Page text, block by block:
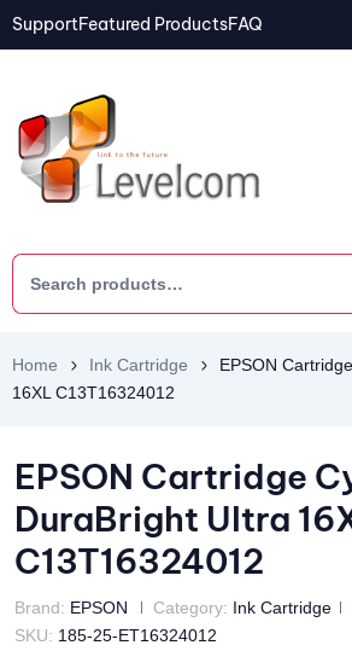
SupportFeatured ProductsFAQ
Home Ink Cartridge
EPSON
16XL C13T16324012
EPSON Cartridge
DuraBright Ultra
C13T16324012
Brand: EPSON Category: Ink Cartridge
SKU: 185-25-ET16324012